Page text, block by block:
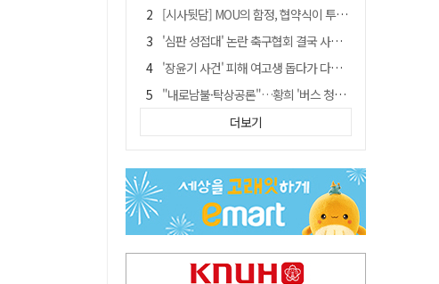
[시사뒷담] MOU의 함정, 협약식이 투자 확정은 아니긴 해
'심판 성접대' 논란 축구협회 결국 사과…"깊이 반성, 쇄신하겠다"
'장윤기 사건' 피해 여고생 돕다가 다친 고교생, 의상자 인정
"내로남불·탁상공론"…황희 '버스 청년주택' 제안에 與 내부서도 쓴소리
"경로당 통장에 비밀번호가 적혀 있다"…전국 돌며 경로당 13곳 턴 30대 구속
예안향교 대성전, '국가지정 보물로 지정'
"침대에 결박, 탈진"…평생 교회서 산 11세 남아, 병원 이송 끝 숨져
거동 불편 모녀 덮친 새벽 화재…90대 어머니·60대 딸 숨져
더보기